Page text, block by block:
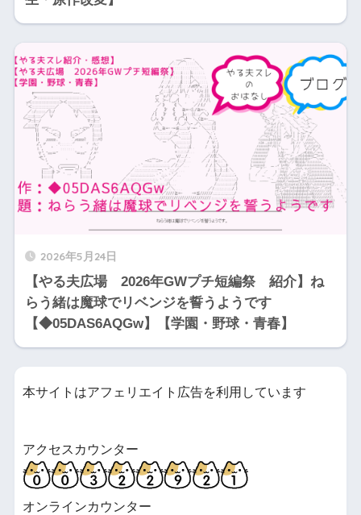
2026年5月24日
【やる夫広場 2026年GWプチ短編祭 紹介】ね
らう緒は魔球でリベンジを誓うようです
【◆05DAS6AQGw】【学園・野球・青春】
本サイトはアフェリエイト広告を利用しています
アクセスカウンター
オンラインカウンター